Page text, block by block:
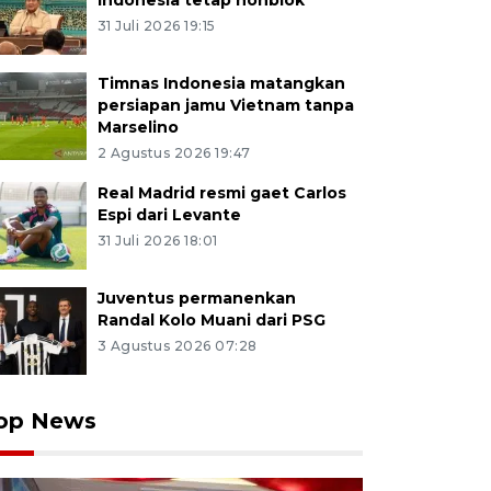
31 Juli 2026 19:15
Timnas Indonesia matangkan
persiapan jamu Vietnam tanpa
Marselino
2 Agustus 2026 19:47
Real Madrid resmi gaet Carlos
Espi dari Levante
31 Juli 2026 18:01
Juventus permanenkan
Randal Kolo Muani dari PSG
3 Agustus 2026 07:28
News